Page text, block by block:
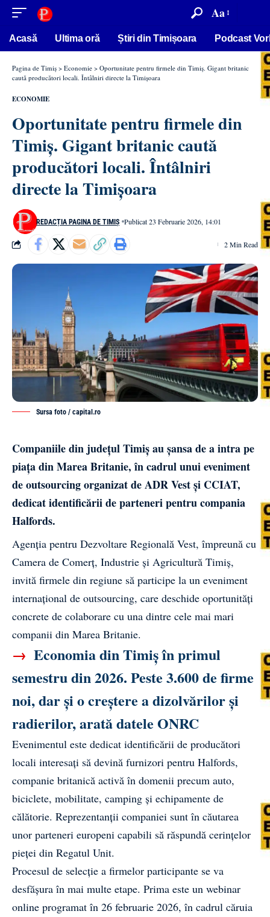
conținut Aa
Acasă Ultima oră Știri din Timișoara Podcast
Pagina de Timiș > Economie > Oportunitate pentru firmele din Timiș. Gigant britanic
caută producători locali. Întâlniri directe la Timișoara
ECONOMIE
Oportunitate pentru firmele din
Timiș. Gigant britanic caută
producători locali. Întâlniri
directe la Timișoara
REDACȚIA PAGINA DE TIMIȘ Publicat 23 Februarie 2026, 14:01
2 Min Read
Sursa foto / capital.ro
Companiile din județul Timiș au șansa de a intra pe
piața din Marea Britanie, în cadrul unui eveniment
de outsourcing organizat de ADR Vest și CCIAT,
dedicat identificării de parteneri pentru compania
Halfords.
Agenția pentru Dezvoltare Regională Vest, împreună cu
Camera de Comerț, Industrie și Agricultură Timiș,
invită firmele din regiune să participe la un eveniment
internațional de outsourcing, care deschide oportunități
concrete de colaborare cu una dintre cele mai mari
companii din Marea Britanie.
→ Economia din Timiș în primul
semestru din 2026. Peste 3.600 de firme
noi, dar și o creștere a dizolvărilor și
radierilor, arată datele ONRC
Evenimentul este dedicat identificării de producători
locali interesați să devină furnizori pentru Halfords,
companie britanică activă în domenii precum auto,
biciclete, mobilitate, camping și echipamente de
călătorie. Reprezentanții companiei sunt în căutarea
unor parteneri europeni capabili să răspundă cerințelor
pieței din Regatul Unit.
Procesul de selecție a firmelor participante se va
desfășura în mai multe etape. Prima este un webinar
online programat în 26 februarie 2026, în cadrul căruia